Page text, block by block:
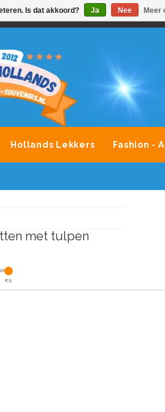
ALLE MERKEN SOUVENIRS
Hollands Lekkers Fashion -
met tulpen
€5
Is dat akkoord? Ja Nee Meer